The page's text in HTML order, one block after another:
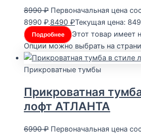
8990₽ Первоначальная цена
8990 ₽.8490 ₽Текущая цена:
Подробнее
Этот товар имеет
Опции можно выбрать на
Прикроватные тумбы
Прикроватная
лофт АТЛАНТА
6990₽ Первоначальная цена